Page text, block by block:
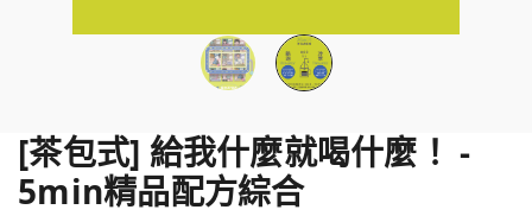
[茶包式] 給我什麼就喝什麼！ -
5min精品配方綜合